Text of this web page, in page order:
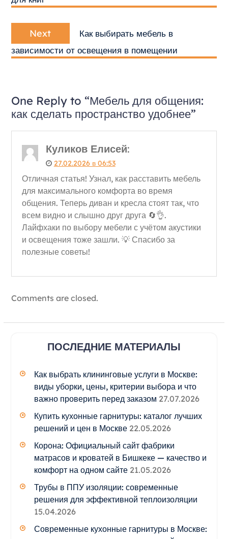
Next
Next
post:
Как выбирать мебель в
зависимости от освещения в помещении
One Reply to “Мебель для общения:
как сделать пространство удобнее”
Куликов Елисей:
27.02.2026 в 06:53
Отличная статья! Узнал, как расставить мебель
для максимального комфорта во время
общения. Теперь диван и кресла стоят так, что
всем видно и слышно друг друга 🔄👌.
Лайфхаки по выбору мебели с учётом акустики
и освещения тоже зашли. 💡 Спасибо за
полезные советы!
Comments are closed.
ПОСЛЕДНИЕ МАТЕРИАЛЫ
Как выбрать клининговые услуги в Москве:
виды уборки, цены, критерии выбора и что
важно проверить перед заказом 27.07.2026
Купить кухонные гарнитуры: каталог лучших
решений и цен в Москве 22.05.2026
Корона: Официальный сайт фабрики
матрасов и кроватей в Бишкеке — качество и
комфорт на одном сайте 21.05.2026
Трубы в ППУ изоляции: современные
решения для эффективной теплоизоляции
15.04.2026
Современные кухонные гарнитуры в Москве: